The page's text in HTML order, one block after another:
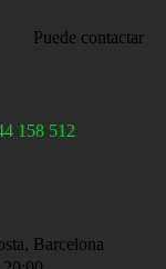
Puede contactar
158 512
Barcelona